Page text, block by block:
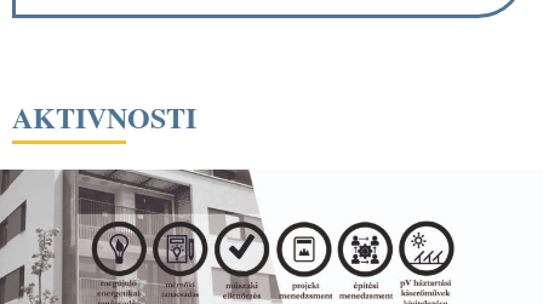
AKTIVNOSTI